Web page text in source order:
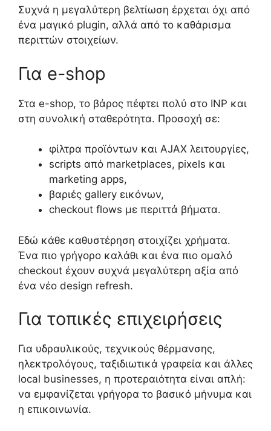
Συχνά η μεγαλύτερη βελτίωση έρχεται όχι από
ένα μαγικό plugin, αλλά από το καθάρισμα
περιττών στοιχείων.
Για e-shop
Στα e-shop, το βάρος πέφτει πολύ στο INP και
στη συνολική σταθερότητα. Προσοχή σε:
φίλτρα προϊόντων και AJAX λειτουργίες,
scripts από marketplaces, pixels και
marketing apps,
βαριές gallery εικόνων,
checkout flows με περιττά βήματα.
Εδώ κάθε καθυστέρηση στοιχίζει χρήματα.
Ένα πιο γρήγορο καλάθι και ένα πιο ομαλό
checkout έχουν συχνά μεγαλύτερη αξία από
ένα νέο design refresh.
Για τοπικές επιχειρήσεις
Για υδραυλικούς, τεχνικούς θέρμανσης,
ηλεκτρολόγους, ταξιδιωτικά γραφεία και άλλες
local businesses, η προτεραιότητα είναι απλή:
να εμφανίζεται γρήγορα το βασικό μήνυμα και
η επικοινωνία.